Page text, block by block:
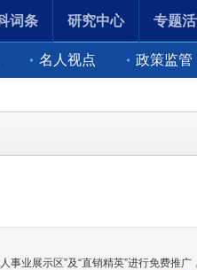
名人视点 政策监管
词条 研究中心 专题
业展示区”及“直销精英”进行免费推